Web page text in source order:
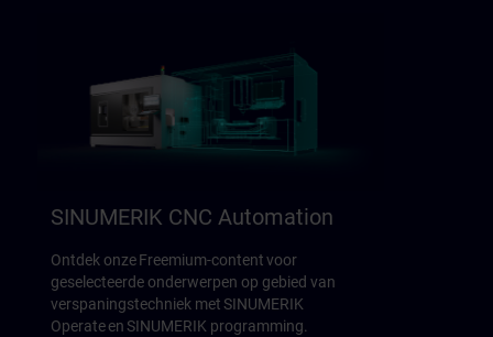
SINUMERIK CNC Automation
Ontdek onze Freemium-content voor
geselecteerde onderwerpen op gebied van
verspaningstechniek met SINUMERIK
Operate en SINUMERIK programming.